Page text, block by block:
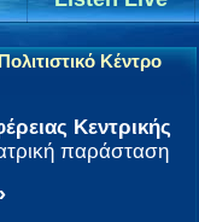
Κέντρο
Κεντρικής
παράσταση